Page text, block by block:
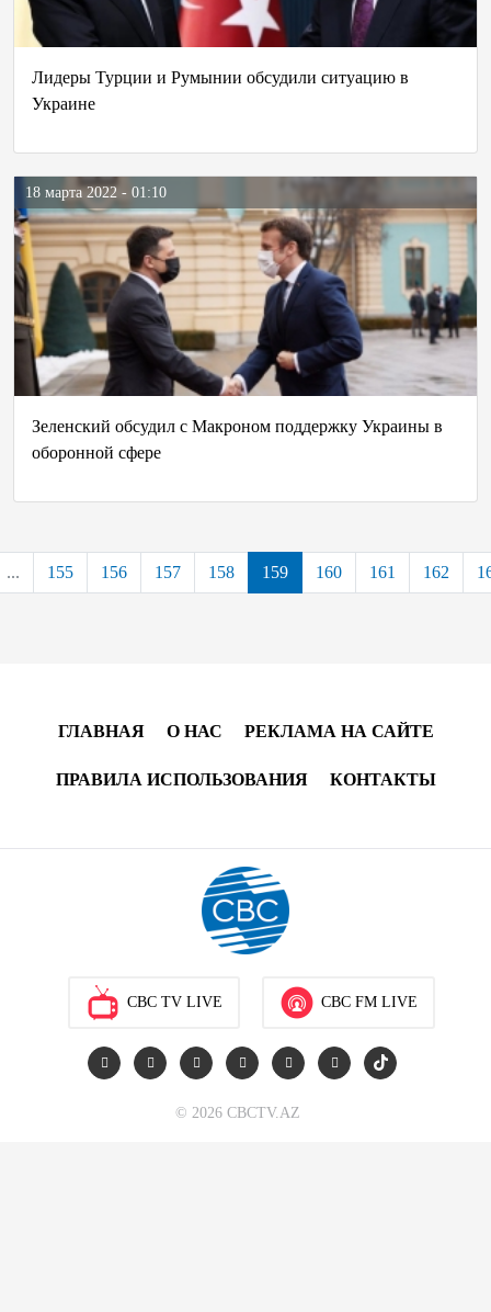
Лидеры Турции и Румынии обсудили ситуацию в
Украине
18 марта 2022 - 01:10
Зеленский обсудил с Макроном поддержку Украины в
оборонной сфере
... 155 156 157 158 159 160 161 162
ГЛАВНАЯ О НАС РЕКЛАМА НА САЙТЕ
ПРАВИЛА ИСПОЛЬЗОВАНИЯ КОНТАКТЫ
CBC TV LIVE CBC FM LIVE
© 2026 CBCTV.AZ